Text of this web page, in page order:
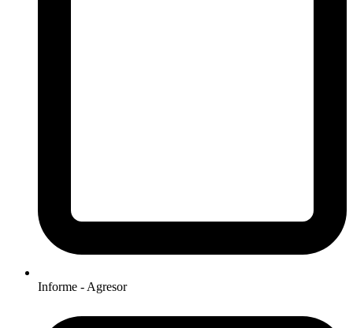
Informe - Agresor